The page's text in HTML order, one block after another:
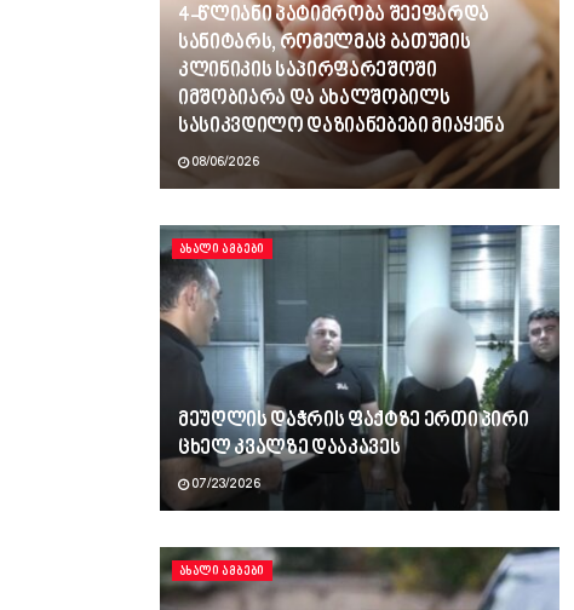
4-წლიანი პატიმრობა შეეფარდა
სანიტარს, რომელმაც ბათუმის
კლინიკის საპირფარეშოში
იმშობიარა და ახალშობილს
სასიკვდილო დაზიანებები მიაყენა
08/06/2026
ᲐᲮᲐᲚᲘ ᲐᲛᲑᲔᲑᲘ
მეუღლის დაჭრის ფაქტზე ერთი პირი
ცხელ კვალზე დააკავეს
07/23/2026
ᲐᲮᲐᲚᲘ ᲐᲛᲑᲔᲑᲘ